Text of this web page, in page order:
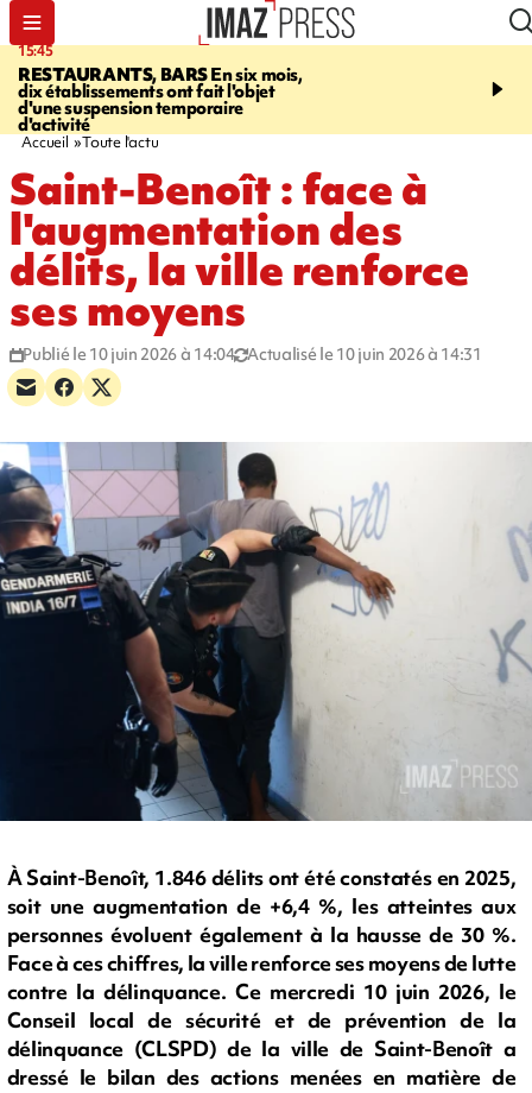
15:45
RESTAURANTS, BARSEn six mois,
dix établissements ont fait l'objet
d'une suspension temporaire
d'activité
17:17
Angeles, un homme vit
Accueil Toute l'actu
Saint-Benoît : face à
l'augmentation des
délits, la ville renforce
ses moyens
Publié le 10 juin 2026 à 14:04 Actualisé le 10 juin 2026 à 14:31
À Saint-Benoît, 1.846 délits ont été constatés en 2025,
soit une augmentation de +6,4 %, les atteintes aux
personnes évoluent également à la hausse de 30 %.
Face à ces chiffres, la ville renforce ses moyens de lutte
contre la délinquance. Ce mercredi 10 juin 2026, le
Conseil local de sécurité et de prévention de la
délinquance (CLSPD) de la ville de Saint-Benoît a
dressé le bilan des actions menées en matière de